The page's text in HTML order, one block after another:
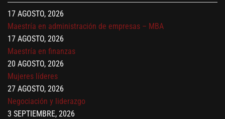
17 AGOSTO, 2026
Maestría en administración de empresas – MBA
17 AGOSTO, 2026
Maestría en finanzas
20 AGOSTO, 2026
Mujeres líderes
27 AGOSTO, 2026
Negociación y liderazgo
3 SEPTIEMBRE, 2026